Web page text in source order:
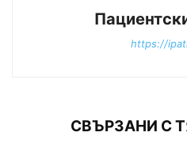
https://
СВЪРЗАНИ С